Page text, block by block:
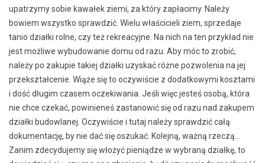
upatrzymy sobie kawałek ziemi, za który zapłacimy. Należy
bowiem wszystko sprawdzić. Wielu właścicieli ziem, sprzedaje
tanio działki rolne, czy też rekreacyjne. Na nich na ten przykład nie
jest możliwe wybudowanie domu od razu. Aby móc to zrobić,
należy po zakupie takiej działki uzyskać różne pozwolenia na jej
przekształcenie. Wiąże się to oczywiście z dodatkowymi kosztami
i dość długim czasem oczekiwania. Jeśli więc jesteś osobą, która
nie chce czekać, powinieneś zastanowić się od razu nad zakupem
działki budowlanej. Oczywiście i tutaj należy sprawdzić całą
dokumentację, by nie dać się oszukać. Kolejną, ważną rzeczą…
Zanim zdecydujemy się włożyć pieniądze w wybraną działkę, to